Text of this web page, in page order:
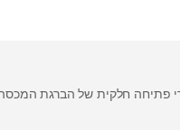
פתיחה חלקית של הברגת